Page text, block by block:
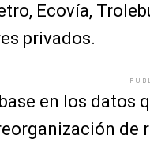
Ecovía,
privados.
en los datos
de